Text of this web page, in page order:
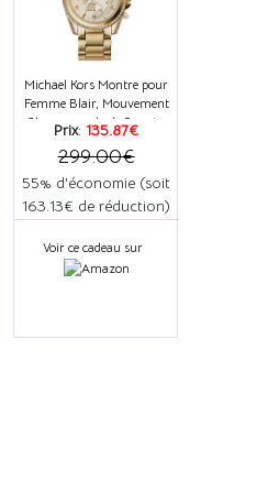
Michael Kors Montre pour
Femme Blair, Mouvement
Chronographe à Quartz,
Boîtier e
Prix:135.87€
299.00€
55% d'économie (soit
163.13€ de réduction)
Voir ce cadeau sur